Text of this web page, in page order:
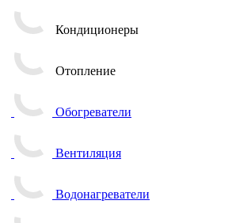
Кондиционеры
Отопление
Обогреватели
Вентиляция
Водонагреватели